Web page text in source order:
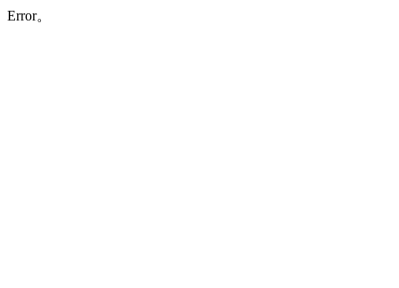
Error。